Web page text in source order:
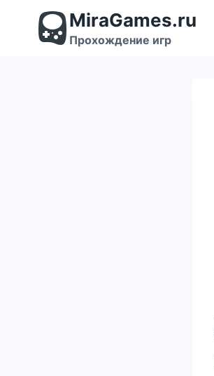
содержимому
MiraGames.ru
Прохождение игр